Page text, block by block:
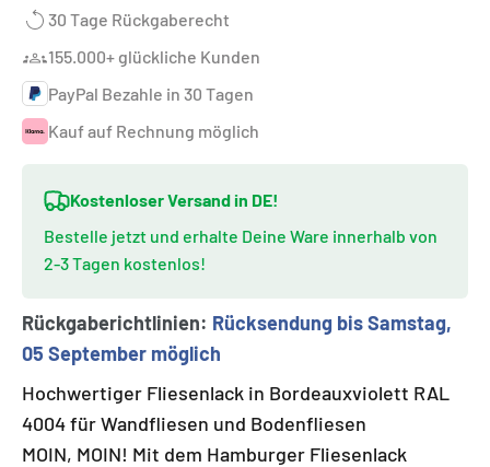
30 Tage Rückgaberecht
155.000+ glückliche Kunden
PayPal Bezahle in 30 Tagen
Kauf auf Rechnung möglich
Kostenloser Versand in DE!
Bestelle jetzt und erhalte Deine Ware innerhalb von
2-3 Tagen kostenlos!
Rückgaberichtlinien: Rücksendung bis Samstag,
05 September möglich
Hochwertiger Fliesenlack in Bordeauxviolett RAL
4004 für Wandfliesen und Bodenfliesen
MOIN, MOIN! Mit dem Hamburger Fliesenlack